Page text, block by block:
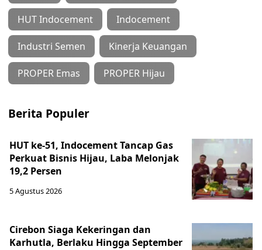
HUT Indocement Indocement
Industri Semen Kinerja Keuangan
PROPER Emas PROPER Hijau
Berita Populer
HUT ke-51, Indocement Tancap Gas
Perkuat Bisnis Hijau, Laba Melonjak
19,2 Persen
5 Agustus 2026
Cirebon Siaga Kekeringan dan
Karhutla, Berlaku Hingga September